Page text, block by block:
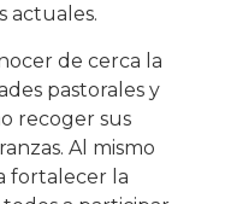
actuales.
de cerca la
pastorales y
recoger sus
Al mismo
fortalecer la